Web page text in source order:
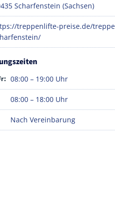
Scharfenstein (Sachsen)
treppenlifte-preise.de/
08:00 – 19:00 Uhr
08:00 – 18:00 Uhr
Nach Vereinbarung